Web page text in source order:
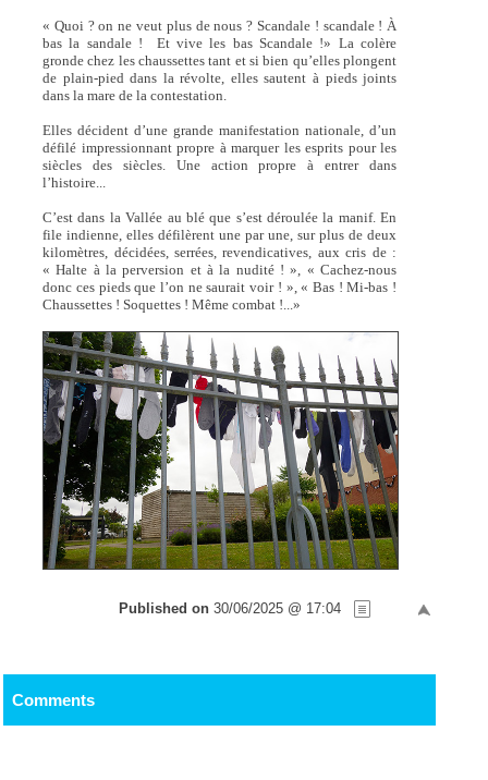
« Quoi ? on ne veut plus de nous ? Scandale ! scandale ! À
bas la sandale ! Et vive les bas Scandale !» La colère
gronde chez les chaussettes tant et si bien qu’elles plongent
de plain-pied dans la révolte, elles sautent à pieds joints
dans la mare de la contestation.
Elles décident d’une grande manifestation nationale, d’un
défilé impressionnant propre à marquer les esprits pour les
siècles des siècles. Une action propre à entrer dans
l’histoire...
C’est dans la Vallée au blé que s’est déroulée la manif. En
file indienne, elles défilèrent une par une, sur plus de deux
kilomètres, décidées, serrées, revendicatives, aux cris de :
« Halte à la perversion et à la nudité ! », « Cachez-nous
donc ces pieds que l’on ne saurait voir ! », « Bas ! Mi-bas !
Chaussettes ! Soquettes ! Même combat !...»
Published on 30/06/2025 @ 17:04
Comments